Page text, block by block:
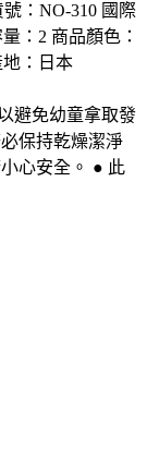
：NO-310 國際
：2 商品顏色：
地：日本
避免幼童拿取發
保持乾燥潔淨
心安全。 ● 此